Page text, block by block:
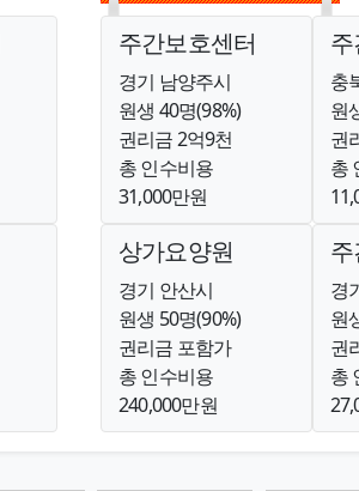
주간보호센터
경기 남양주시
원생 40명(98%)
권리금 2억9천
총 인수비용
31,000만원
충
원
권
총
상가요양원
경기 안산시
원생 50명(90%)
권리금 포함가
총 인수비용
240,000만원
경
원
권
총